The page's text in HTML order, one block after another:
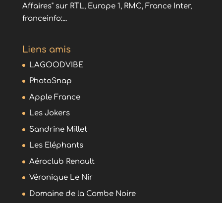
Affaires" sur RTL, Europe 1, RMC, France Inter,
franceinfo:...
Liens amis
LAGOODVIBE
PhotoSnap
Apple France
Les Jokers
Sandrine Millet
Les Eléphants
Aéroclub Renault
Véronique Le Nir
Domaine de la Combe Noire